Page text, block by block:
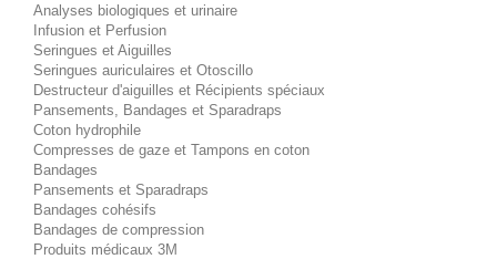
Analyses biologiques et urinaire
Infusion et Perfusion
Seringues et Aiguilles
Seringues auriculaires et Otoscillo
Destructeur d'aiguilles et Récipients spéciaux
Pansements, Bandages et Sparadraps
Coton hydrophile
Compresses de gaze et Tampons en coton
Bandages
Pansements et Sparadraps
Bandages cohésifs
Bandages de compression
Produits médicaux 3M